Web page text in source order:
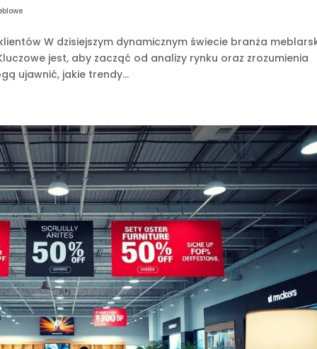
W dzisiejszym dynamicznym świecie branża
jest, aby zacząć od analizy rynku oraz zrozumienia
ujawnić, jakie trendy...